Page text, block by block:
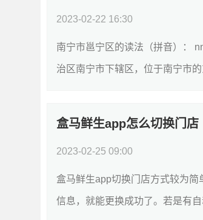
2023-02-22 16:30
南宁市邕宁区的读法（拼音）：
治区南宁市下辖区，位于南宁市
盒马鲜生app怎么切换门店
2023-02-25 09:00
盒马鲜生app切换门店方式较为
信息，就能更换成功了。若是有